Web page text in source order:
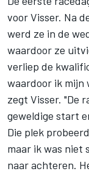
voor Visser. Na
werd ze in de
waardoor ze
verliep de
waardoor ik mijn
zegt Visser. "De
geweldige start
Die plek
maar ik was niet
naar achteren.